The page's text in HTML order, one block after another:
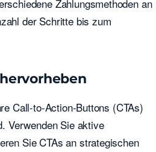
Zahlungsmethoden an
der Schritte bis zum
Call-to-Action-Buttons (CTAs)
Verwenden Sie aktive
Sie CTAs an strategischen